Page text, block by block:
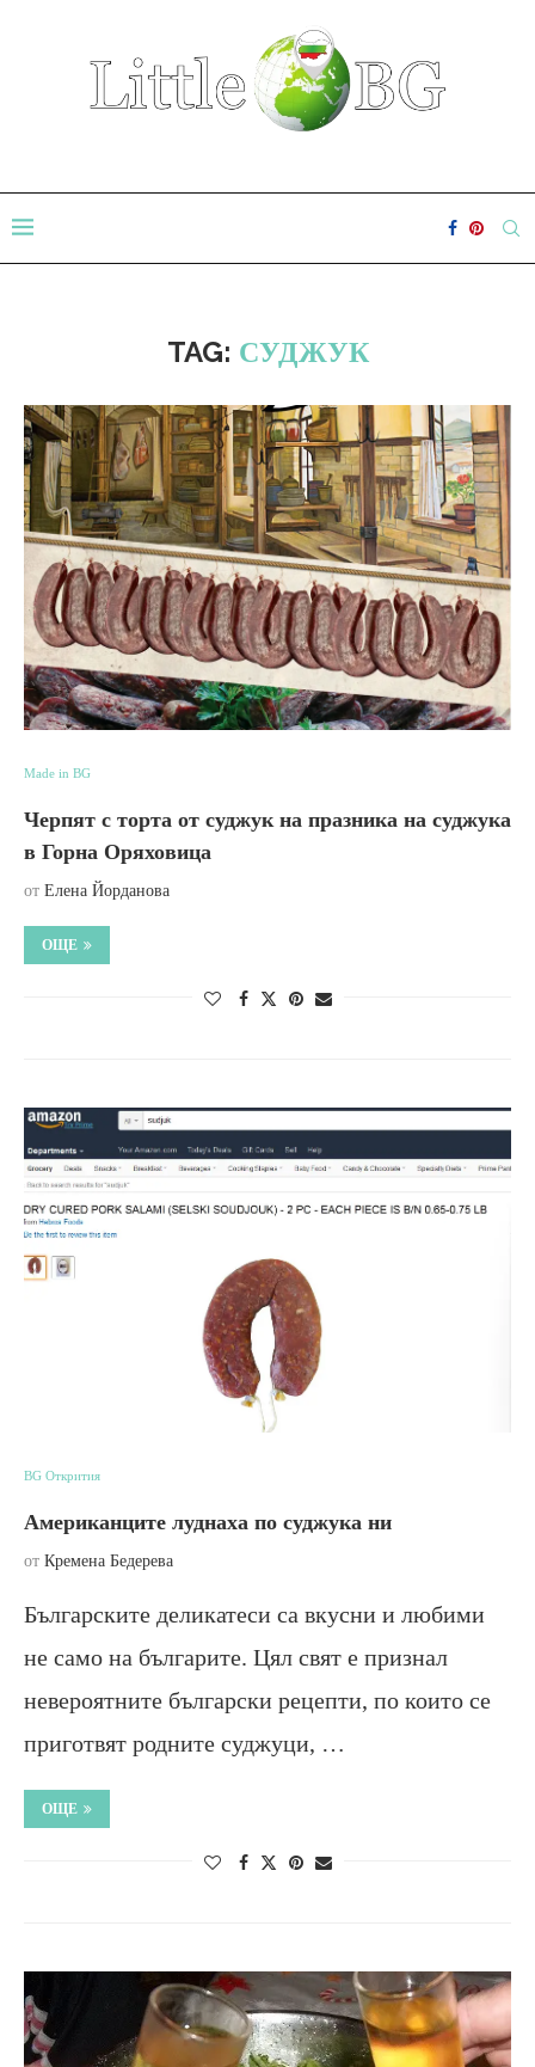
TAG: СУДЖУК
Made in BG
Черпят с торта от суджук на празника на суджука
в Горна Оряховица
от Елена Йорданова
ОЩЕ
BG Открития
Американците луднаха по суджука ни
от Кремена Бедерева
Българските деликатеси са вкусни и любими
не само на българите. Цял свят е признал
невероятните български рецепти, по които се
приготвят родните суджуци, …
ОЩЕ